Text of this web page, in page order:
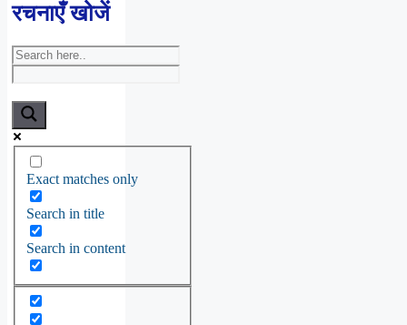
रचनाएँ खोजें
Exact matches only
Search in title
Search in content